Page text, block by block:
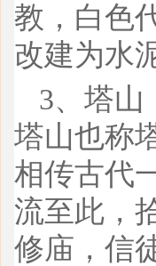
教，白色
改建为水
3、塔山
塔山也称
相传古代
流至此，
修庙，信